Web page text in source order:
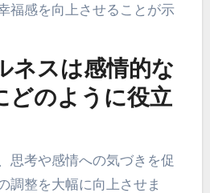
福感を向上させることが示
ネスは感情的な
どのように役立
思考や感情への気づきを促
調整を大幅に向上させま